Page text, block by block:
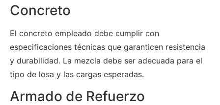
Concreto
El concreto empleado debe cumplir con
especificaciones técnicas que garanticen resistencia
y durabilidad. La mezcla debe ser adecuada para el
tipo de losa y las cargas esperadas.
Armado de Refuerzo